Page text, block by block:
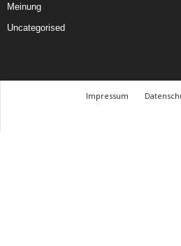
Meinung
Uncategorised
Impressum